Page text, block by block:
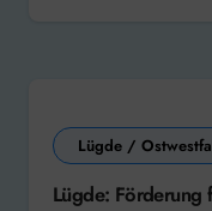
Lügde /
Lügde: Förderung